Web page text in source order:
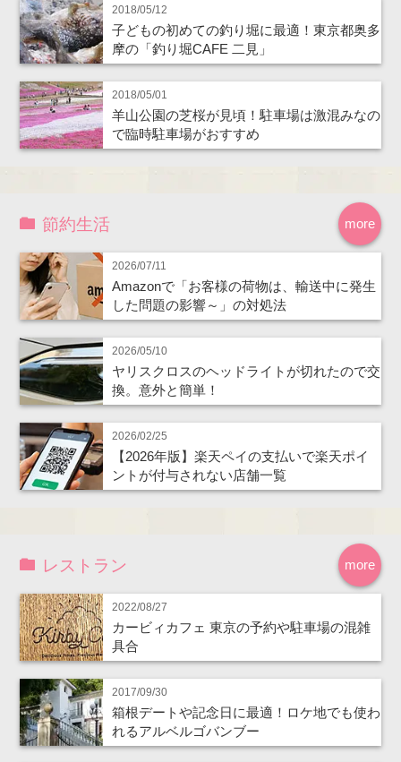
2018/05/12
子どもの初めての釣り堀に最適！東京都奥多
摩の「釣り堀CAFE 二見」
2018/05/01
羊山公園の芝桜が見頃！駐車場は激混みなの
で臨時駐車場がおすすめ
more
節約生活
2026/07/11
Amazonで「お客様の荷物は、輸送中に発生
した問題の影響～」の対処法
2026/05/10
ヤリスクロスのヘッドライトが切れたので交
換。意外と簡単！
2026/02/25
【2026年版】楽天ペイの支払いで楽天ポイ
ントが付与されない店舗一覧
more
レストラン
2022/08/27
カービィカフェ 東京の予約や駐車場の混雑
具合
2017/09/30
箱根デートや記念日に最適！ロケ地でも使わ
れるアルベルゴバンブー